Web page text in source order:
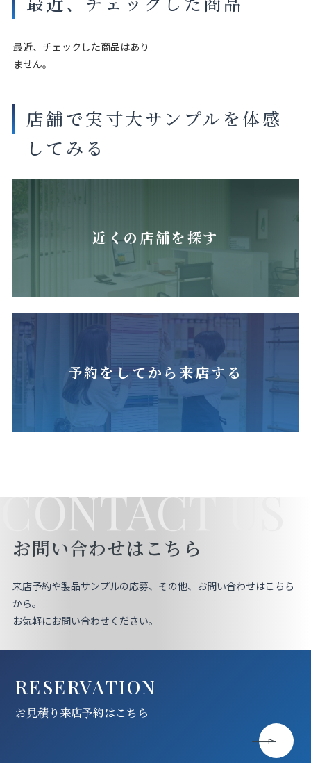
最近、チェックした商品はあり
ません。
店舗で実寸大サンプルを体感
してみる
近くの店舗を探す
予約をしてから来店する
CONTACT US
お問い合わせはこちら
来店予約や製品サンプルの応募、その他、お問い合わせはこちら
から。
お気軽にお問い合わせください。
RESERVATION
お見積り来店予約はこちら